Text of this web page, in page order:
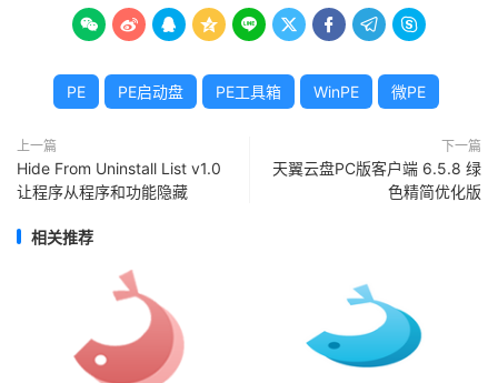
        
PE PE启动盘 PE工具箱 WinPE 微PE
上一篇
Hide From Uninstall List v1.0
让程序从程序和功能隐藏
下一篇
天翼云盘PC版客户端 6.5.8 绿
色精简优化版
相关推荐